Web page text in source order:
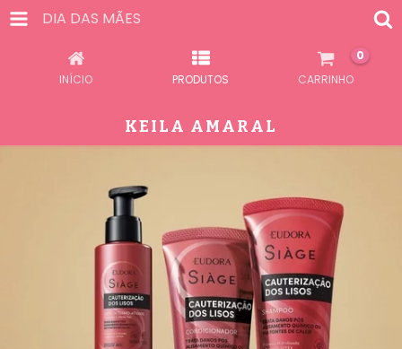
DIA DAS MÃES
INÍCIO PRODUTOS CARRINHO
0
KEILA AMARAL